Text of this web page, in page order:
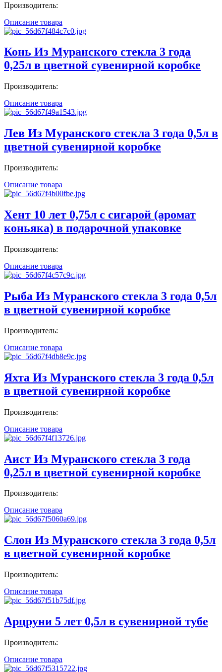
Производитель:
Описание товара
Конь Из Муранского стекла 3 года
0,25л в цветной сувенирной коробке
Производитель:
Описание товара
Лев Из Муранского стекла 3 года 0,5л в
цветной сувенирной коробке
Производитель:
Описание товара
Хент 10 лет 0,75л с сигарой (аромат
коньяка) в подарочной упаковке
Производитель:
Описание товара
Рыба Из Муранского стекла 3 года 0,5л
в цветной сувенирной коробке
Производитель:
Описание товара
Яхта Из Муранского стекла 3 года 0,5л
в цветной сувенирной коробке
Производитель:
Описание товара
Аист Из Муранского стекла 3 года
0,25л в цветной сувенирной коробке
Производитель:
Описание товара
Слон Из Муранского стекла 3 года 0,5л
в цветной сувенирной коробке
Производитель:
Описание товара
Арцруни 5 лет 0,5л в сувенирной тубе
Производитель:
Описание товара